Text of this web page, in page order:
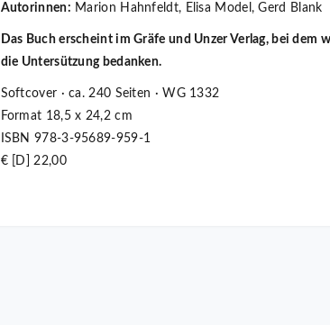
Autorinnen: Marion Hahnfeldt, Elisa Model, Gerd Blank
Das Buch erscheint im Gräfe und Unzer Verlag, bei dem
die Untersützung bedanken.
Softcover · ca. 240 Seiten · WG 1332
Format 18,5 x 24,2 cm
ISBN 978-3-95689-959-1
€ [D] 22,00